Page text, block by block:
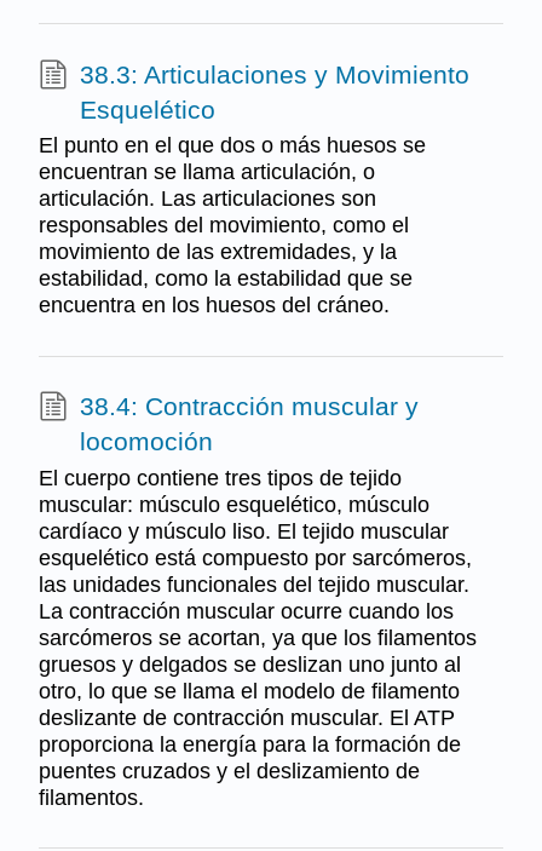
38.3: Articulaciones y Movimiento
Esquelético
El punto en el que dos o más huesos se
encuentran se llama articulación, o
articulación. Las articulaciones son
responsables del movimiento, como el
movimiento de las extremidades, y la
estabilidad, como la estabilidad que se
encuentra en los huesos del cráneo.
38.4: Contracción muscular y
locomoción
El cuerpo contiene tres tipos de tejido
muscular: músculo esquelético, músculo
cardíaco y músculo liso. El tejido muscular
esquelético está compuesto por sarcómeros,
las unidades funcionales del tejido muscular.
La contracción muscular ocurre cuando los
sarcómeros se acortan, ya que los filamentos
gruesos y delgados se deslizan uno junto al
otro, lo que se llama el modelo de filamento
deslizante de contracción muscular. El ATP
proporciona la energía para la formación de
puentes cruzados y el deslizamiento de
filamentos.